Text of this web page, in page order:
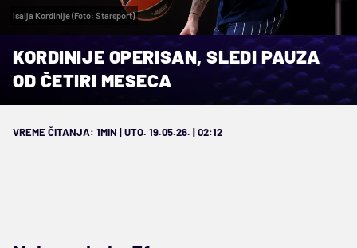
Isaija Kordinije (Foto: Starsport)
KORDINIJE OPERISAN, SLEDI PAUZA
OD ČETIRI MESECA
VREME ČITANJA: 1MIN | UTO. 19.05.26. | 02:12